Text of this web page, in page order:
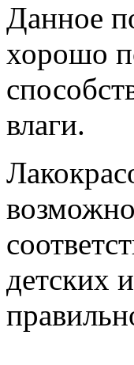
Данное
хорошо
влаги.
детских